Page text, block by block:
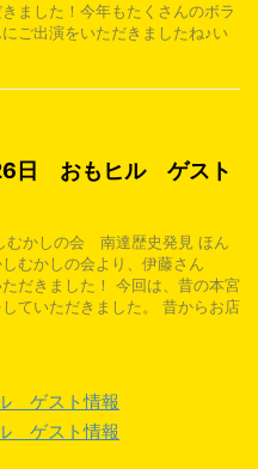
ました！今年もたくさんのボラ
ご出演をいただきましたね♪い
日 おもヒル ゲスト
むかしの会 南達歴史発見 ほん
むかしの会より、伊藤さん
ただきました！ 今回は、昔の本宮
ていただきました。 昔からお店
ゲスト情報
ゲスト情報